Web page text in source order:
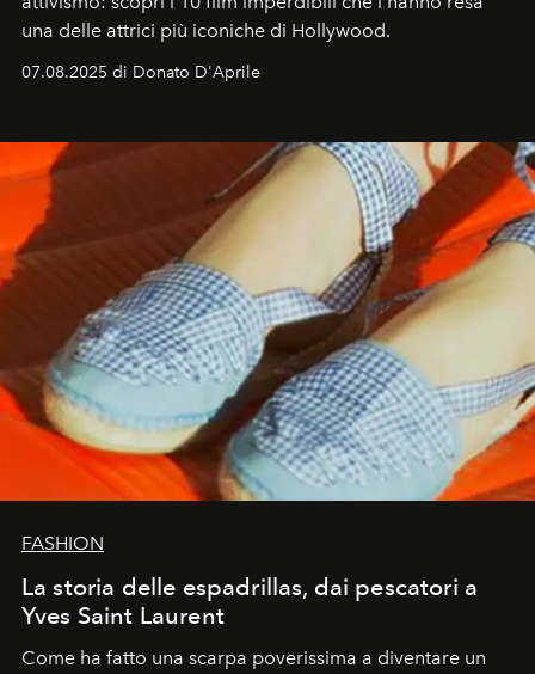
una delle attrici più iconiche di Hollywood.
07.08.2025 di Donato D'Aprile
FASHION
La storia delle espadrillas, dai pescatori a
Yves Saint Laurent
Come ha fatto una scarpa poverissima a diventare un